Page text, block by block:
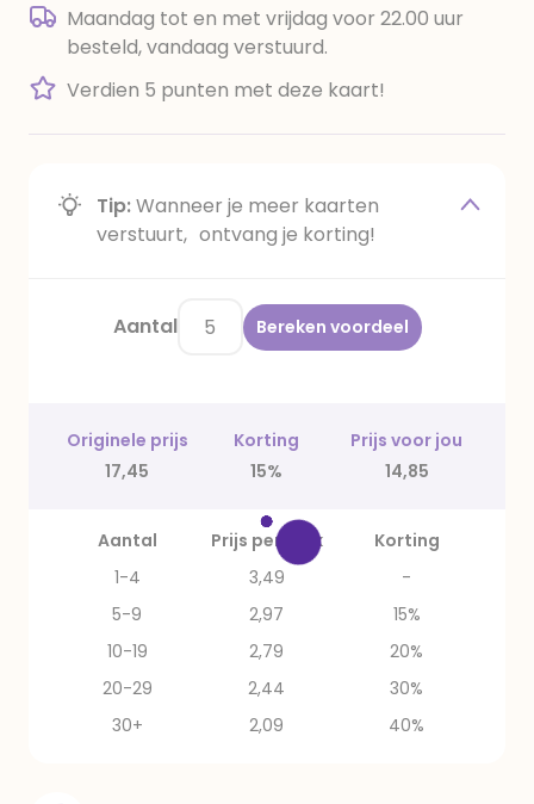
Maandag tot en met vrijdag voor 22.00 uur
besteld, vandaag verstuurd.
Verdien 5 punten met deze kaart!
Tip:Wanneer je meer kaarten
verstuurt, ontvang je korting!
Aantal Bereken voordeel
Originele prijs Korting
Prijs voor jou
17,45
15% 14,85
Aantal Prijs per stuk
Korting
1-4
3,49
-
5-9
2,97
15%
10-19
2,79
20%
20-29
2,44
30%
30+
2,09 40%